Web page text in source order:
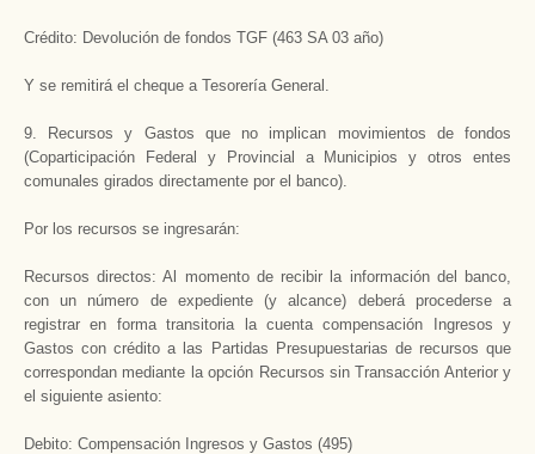
Crédito: Devolución de fondos TGF (463 SA 03 año)
Y se remitirá el cheque a Tesorería General.
9. Recursos y Gastos que no implican movimientos de fondos
(Coparticipación Federal y Provincial a Municipios y otros entes
comunales girados directamente por el banco).
Por los recursos se ingresarán:
Recursos directos: Al momento de recibir la información del banco,
con un número de expediente (y alcance) deberá procederse a
registrar en forma transitoria la cuenta compensación Ingresos y
Gastos con crédito a las Partidas Presupuestarias de recursos que
correspondan mediante la opción Recursos sin Transacción Anterior y
el siguiente asiento:
Debito: Compensación Ingresos y Gastos (495)